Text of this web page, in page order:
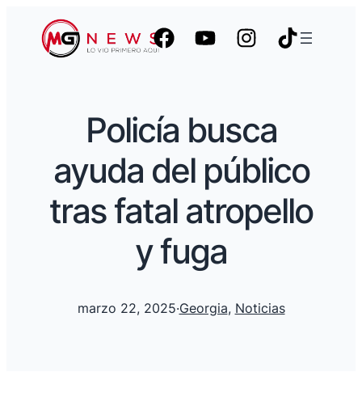
Policía busca
ayuda del público
tras fatal atropello
y fuga
marzo 22, 2025·Georgia, Noticias